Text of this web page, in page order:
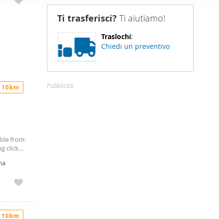
sito
from:
click
a tutta
di base
Ti trasferisci? Ti aiutiamo!
Traslochi:
Chiedi un preventivo
Pubblicità